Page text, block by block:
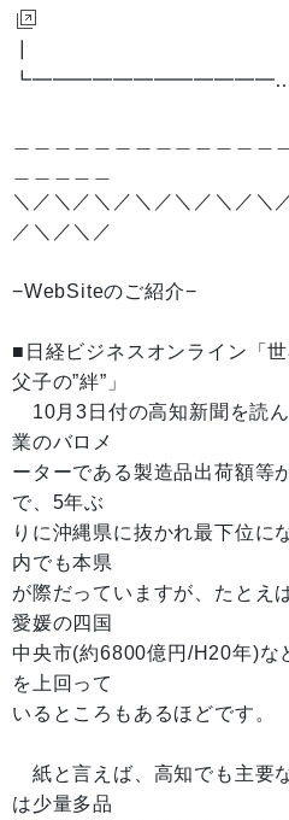
＼／＼／＼／＼／＼／＼／＼
／＼／＼／
−WebSiteのご紹介−
■日経ビジネスオンライン「
父子の”絆”」
10月3日付の高知新聞を読
業のバロメ
ーターである製造品出荷額等
で、5年ぶ
りに沖縄県に抜かれ最下位に
内でも本県
が際だっていますが、たとえ
愛媛の四国
中央市(約6800億円/H20年)な
を上回って
いるところもあるほどです。
紙と言えば、高知でも主要
は少量多品